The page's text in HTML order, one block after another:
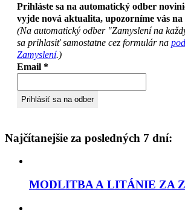
Prihláste sa na automatický odber
vyjde nová aktualita, upozorníme vás na
(Na automatický odber "Zamyslení na
sa prihlasiť samostatne cez formulár na
Zamyslení.)
Email *
Najčítanejšie za posledných 7 dní:
MODLITBA A LITÁNIE ZA